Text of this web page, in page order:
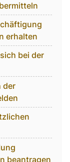
erhalten
bei der
der
beantragen